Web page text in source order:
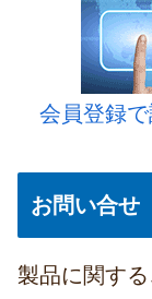
会員登録で
お問い合せ
製品に関す